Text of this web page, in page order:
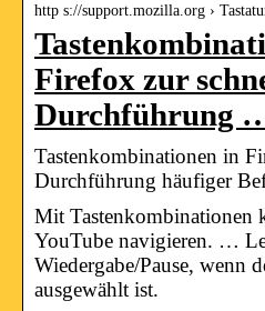
http s://support.mozilla.org ›
Firefox zur
Durchführung
Tastenkombinationen in
Durchführung häufiger
Mit Tastenkombinationen
YouTube navigieren. …
Wiedergabe/Pause, wenn
ausgewählt ist.